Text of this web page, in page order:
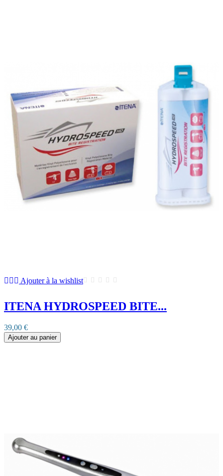
Ajouter à la wishlist
ITENA HYDROSPEED BITE...
39,00 €
Ajouter au panier